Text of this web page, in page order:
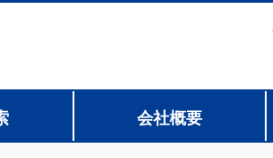
会社概要